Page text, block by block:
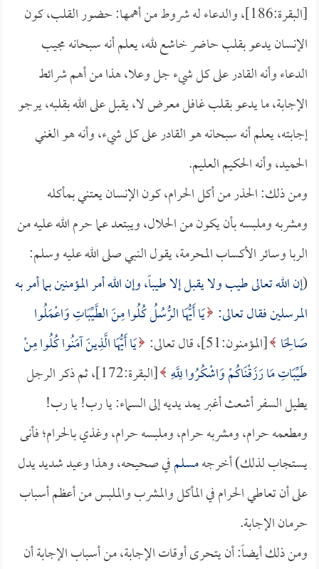
[البقرة:186]، والدعاء له شروط من أهمها: حضور القلب، كون
الإنسان يدعو بقلب حاضر خاشع لله، يعلم أنه سبحانه مجيب
الدعاء وأنه القادر على كل شيء جل وعلا، هذا من أهم شرائط
الإجابة، ما يدعو بقلب غافل معرض لا، يقبل على الله بقلبه، يرجو
إجابته، يعلم أنه سبحانه هو القادر على كل شيء، وأنه هو الغني
الحميد، وأنه الحكيم العليم.
ومن ذلك: الحذر من أكل الحرام، كون الإنسان يعتني بمأكله
ومشربه وملبسه بأن يكون من الحلال، ويبتعد عما حرم الله عليه من
الربا وسائر الأكساب المحرمة، يقول النبي صلى الله عليه وسلم:
(إن الله تعالى طيب ولا يقبل إلا طيباً، وإن الله أمر المؤمنين بما أمر به
المرسلين فقال تعالى: يَا أَيُّهَا الرُّسُلُ كُلُوا مِنَ الطَّيِّبَاتِ وَاعْمَلُوا
صَالِحًا [المؤمنون:51]، قال تعالى:
يَا أَيُّهَا الَّذِينَ آمَنُوا كُلُوا مِنْ
طَيِّبَاتِ مَا رَزَقْنَاكُمْ وَاشْكُرُوا لِلَّهِ
[البقرة:172]، ثم ذكر الرجل
يطيل السفر أشعث أغبر يمد يديه إلى السماء: يا رب! يا رب!
ومطعمه حرام، ومشربه حرام، وملبسه حرام، وغذي بالحرام؛ فأنى
يستجاب لذلك) أخرجهمسلمفي صحيحه، وهذا وعيد شديد يدل
على أن تعاطي الحرام في المأكل والمشرب والملبس من أعظم أسباب
حرمان الإجابة.
ومن ذلك أيضاً: أن يتحرى أوقات الإجابة، من أسباب الإجابة أن